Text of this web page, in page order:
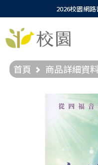
2026校園網
首頁 商品詳細資